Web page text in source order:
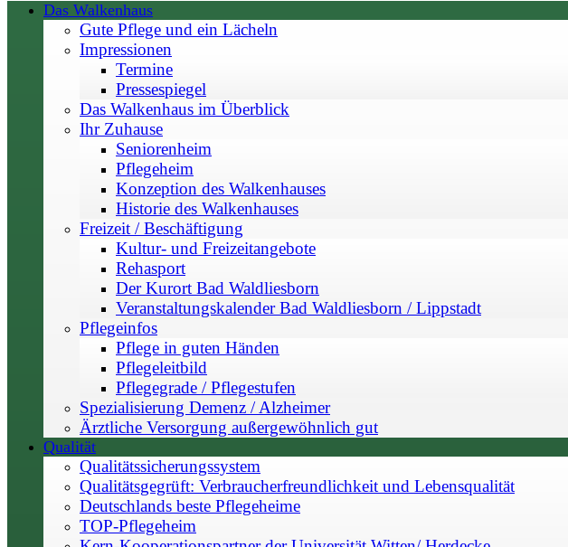
Das Walkenhaus
Gute Pflege und ein Lächeln
Impressionen
Termine
Pressespiegel
Das Walkenhaus im Überblick
Ihr Zuhause
Seniorenheim
Pflegeheim
Konzeption des Walkenhauses
Historie des Walkenhauses
Freizeit / Beschäftigung
Kultur- und Freizeitangebote
Rehasport
Der Kurort Bad Waldliesborn
Veranstaltungskalender Bad Waldliesborn / Lippstadt
Pflegeinfos
Pflege in guten Händen
Pflegeleitbild
Pflegegrade / Pflegestufen
Spezialisierung Demenz / Alzheimer
Ärztliche Versorgung außergewöhnlich gut
Qualität
Qualitätssicherungssystem
Qualitätsgegrüft: Verbraucherfreundlichkeit und Lebensqualität
Deutschlands beste Pflegeheime
TOP-Pflegeheim